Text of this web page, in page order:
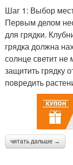
Шаг 1: Выбор
Первым делом
для грядки.
грядка должна
солнце светит
защитить грядку
повредить
читать дальше →